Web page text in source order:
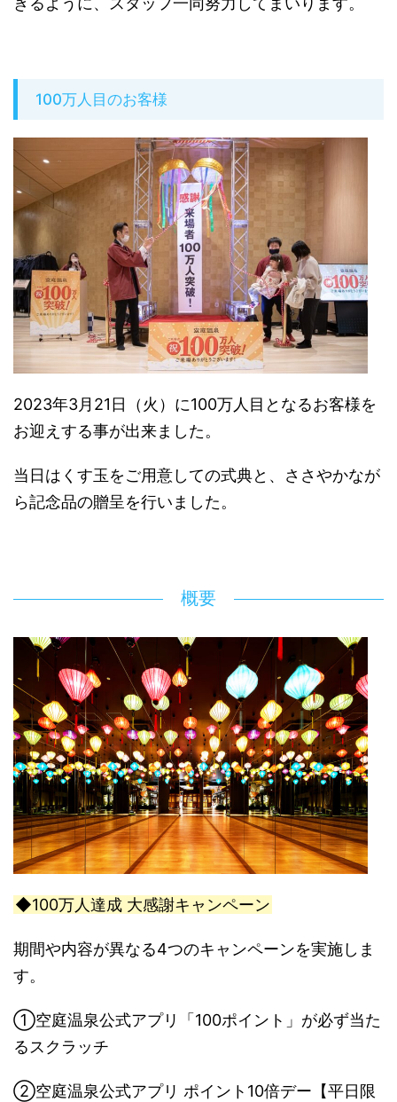
100万人目のお客様
2023年3月21日（火）に100万人目となるお客様を
お迎えする事が出来ました。
当日はくす玉をご用意しての式典と、ささやかなが
ら記念品の贈呈を行いました。
概要
◆100万人達成 大感謝キャンペーン
期間や内容が異なる4つのキャンペーンを実施しま
す。
①空庭温泉公式アプリ「100ポイント」が必ず当た
るスクラッチ
②空庭温泉公式アプリ ポイント10倍デー【平日限